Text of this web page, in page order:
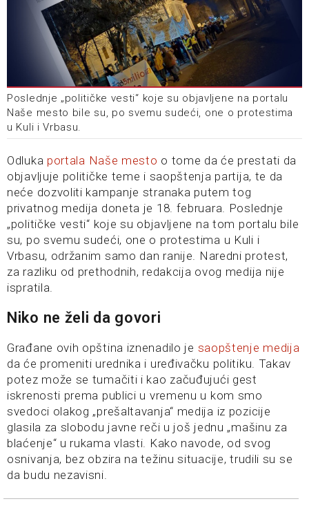
Poslednje „političke vesti“ koje su objavljene na portalu
Naše mesto bile su, po svemu sudeći, one o protestima
u Kuli i Vrbasu.
Odluka portala Naše mesto o tome da će prestati da
objavljuje političke teme i saopštenja partija, te da
neće dozvoliti kampanje stranaka putem tog
privatnog medija doneta je 18. februara. Poslednje
„političke vesti“ koje su objavljene na tom portalu bile
su, po svemu sudeći, one o protestima u Kuli i
Vrbasu, održanim samo dan ranije. Naredni protest,
za razliku od prethodnih, redakcija ovog medija nije
ispratila.
Niko ne želi da govori
Građane ovih opština iznenadilo je saopštenje medija
da će promeniti urednika i uređivačku politiku. Takav
potez može se tumačiti i kao začuđujući gest
iskrenosti prema publici u vremenu u kom smo
svedoci olakog „prešaltavanja“ medija iz pozicije
glasila za slobodu javne reči u još jednu „mašinu za
blaćenje“ u rukama vlasti. Kako navode, od svog
osnivanja, bez obzira na težinu situacije, trudili su se
da budu nezavisni.